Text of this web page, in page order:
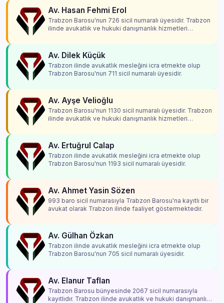
Av. Hasan Fehmi Erol
Trabzon Barosu'nun 726 sicil numaralı üyesidir. Trabzon
ilinde avukatlık ve hukuki danışmanlık hizmetleri
Av. Dilek Küçük
Trabzon ilinde avukatlık mesleğini icra etmekte olup
Trabzon Barosu'nun 711 sicil numaralı üyesidir.
Av. Ayşe Velioğlu
Trabzon Barosu'nun 1130 sicil numaralı üyesidir. Trabzon
ilinde avukatlık ve hukuki danışmanlık hizmetleri
Av. Ertuğrul Calap
Trabzon ilinde avukatlık mesleğini icra etmekte olup
Trabzon Barosu'nun 1193 sicil numaralı üyesidir.
Av. Ahmet Yasin Sözen
993 baro sicil numarasıyla Trabzon Barosu'na kayıtlı bir
avukat olarak Trabzon ilinde faaliyet göstermektedir.
Av. Gülhan Özkan
Trabzon ilinde avukatlık mesleğini icra etmekte olup
Trabzon Barosu'nun 705 sicil numaralı üyesidir.
Av. Elanur Taflan
Trabzon Barosu bünyesinde 2067 sicil numarasıyla
kayıtlıdır. Trabzon ilinde avukatlık ve hukuki danışmanlık